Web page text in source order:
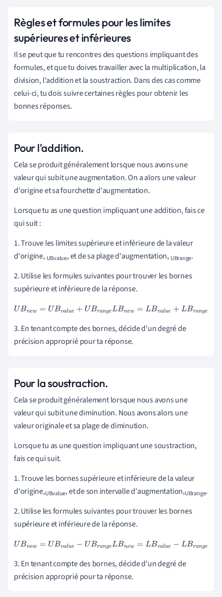
Règles et formules pour les limites
supérieures et inférieures
Il se peut que tu rencontres des questions impliquant des
formules, et que tu doives travailler avec la multiplication, la
division, l'addition et la soustraction. Dans des cas comme
celui-ci, tu dois suivre certaines règles pour obtenir les
bonnes réponses.
Pour l'addition.
Cela se produit généralement lorsque nous avons une
valeur qui subit une augmentation. On a alors une valeur
d'origine et sa fourchette d'augmentation.
Lorsque tu as une question impliquant une addition, fais ce
qui suit :
1. Trouve les limites supérieure et inférieure de la valeur
d'origine, UBvalue, et de sa plage d'augmentation, UBrange.
2. Utilise les formules suivantes pour trouver les bornes
supérieure et inférieure de la réponse.
UBnew =U Bvalue+U Br angeLBnew=LBv al ue+LBrange
3. En tenant compte des bornes, décide d'un degré de
précision approprié pour ta réponse.
Pour la soustraction.
Cela se produit généralement lorsque nous avons une
valeur qui subit une diminution. Nous avons alors une
valeur originale et sa plage de diminution.
Lorsque tu as une question impliquant une soustraction,
fais ce qui suit.
1. Trouve les bornes supérieure et inférieure de lavaleur
d'origine,UBvalue, et de son intervalle d'augmentation,UBrange.
2. Utilise les formules suivantes pour trouver les bornes
supérieure et inférieure de la réponse.
UBnew =U Bvalue-U BrangeLBnew=LBv alu e-LBran ge
3. En tenant compte des bornes, décide d'un degré de
précision approprié pour ta réponse.